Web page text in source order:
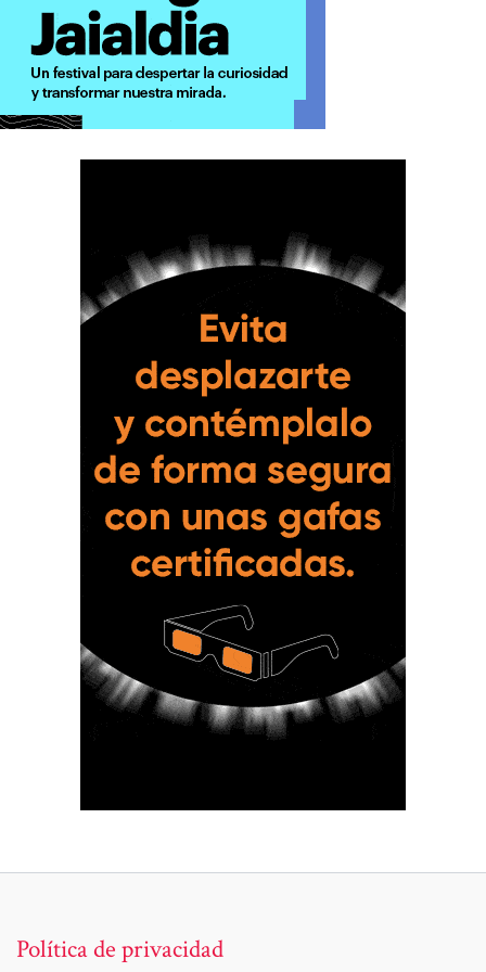
Política de privacidad